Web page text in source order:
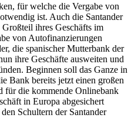
für welche die Vergabe von
ist. Auch die Santander
ihres Geschäfts im
von Autofinanzierungen
die spanischer Mutterbank der
ihre Geschäfte ausweiten und
Beginnen soll das Ganze in
Bank bereits jetzt einen großen
für die kommende Onlinebank
in Europa abgesichert
Schultern der Santander